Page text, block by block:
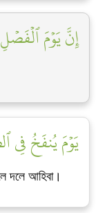
إِنَّ يَوۡمَ ٱلۡفَصۡلِ
يَوۡمَ يُنفَخُ فِي
দলে আহিবা।